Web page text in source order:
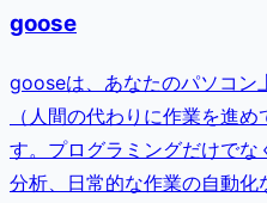
goose
gooseは、あなたのパソコン
（人間の代わりに作業を進
す。プログラミングだけで
分析、日常的な作業の自動化